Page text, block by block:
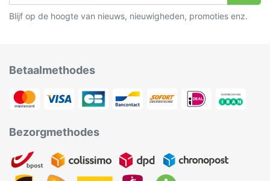
Blijf op de hoogte van nieuws, nieuwigheden, promoties enz.
Betaalmethodes
Bezorgmethodes